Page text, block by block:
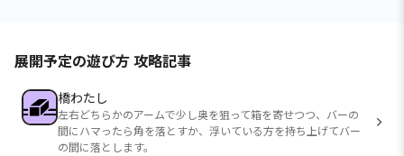
展開予定の遊び方 攻略記事
橋わたし
左右どちらかのアームで少し奥を狙って箱を寄せつつ、バーの
間にハマったら角を落とすか、浮いている方を持ち上げてバー
の間に落とします。